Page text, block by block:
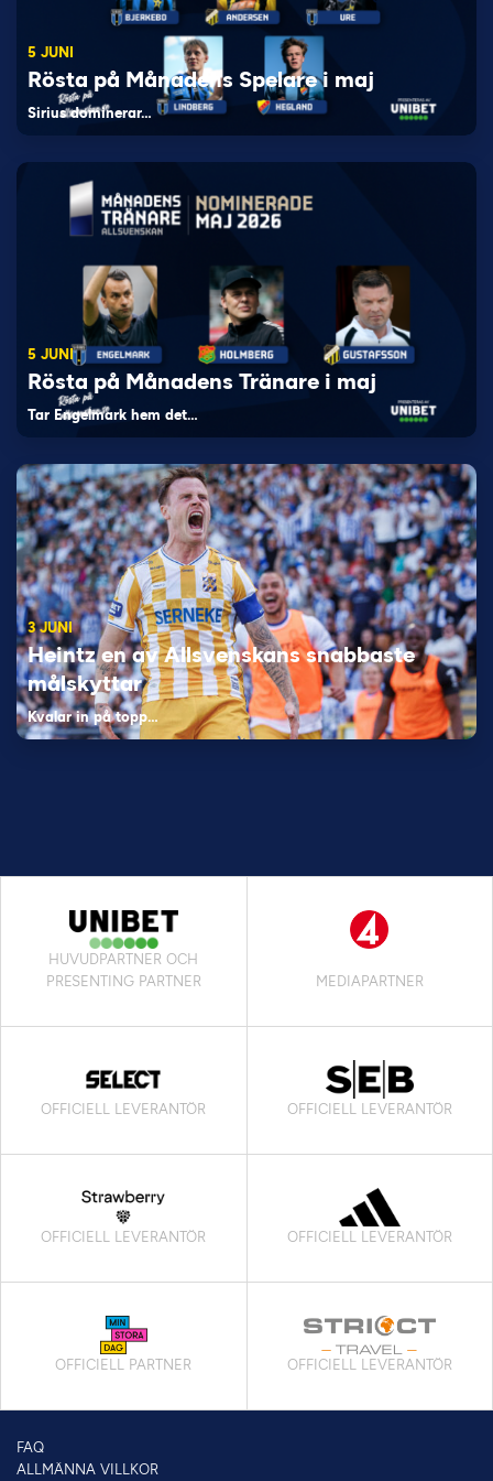
5 JUNI
Rösta på Månadens Spelare i maj
Sirius dominerar…
5 JUNI
Rösta på Månadens Tränare i maj
Tar Engelmark hem det…
3 JUNI
Heintz en av Allsvenskans snabbaste
målskyttar
Kvalar in på topp…
HUVUDPARTNER OCH
PRESENTING PARTNER
MEDIAPARTNER
OFFICIELL LEVERANTÖR OFFICIELL LEVERANTÖR
OFFICIELL LEVERANTÖR OFFICIELL LEVERANTÖR
OFFICIELL PARTNER OFFICIELL LEVERANTÖR
FAQ
ALLMÄNNA VILLKOR